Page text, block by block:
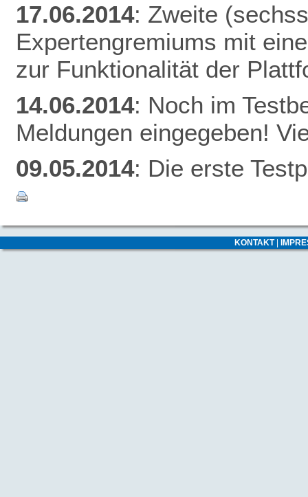
17.06.2014: Zweite
Expertengremiums mit
zur Funktionalität der
14.06.2014: Noch im
Meldungen eingegeben!
09.05.2014: Die erste
KONTAKT|